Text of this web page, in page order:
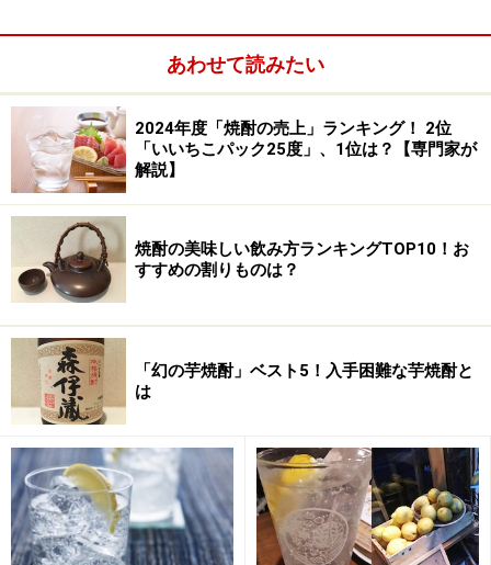
あわせて読みたい
2024年度「焼酎の売上」ランキング！ 2位
「いいちこパック25度」、1位は？【専門家が
解説】
焼酎の美味しい飲み方ランキングTOP10！お
すすめの割りものは？
「幻の芋焼酎」ベスト5！入手困難な芋焼酎と
は